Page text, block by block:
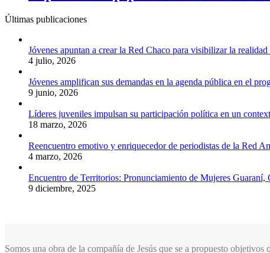
Últimas publicaciones
Jóvenes apuntan a crear la Red Chaco para visibilizar la
4 julio, 2026
Jóvenes amplifican sus demandas en la agenda pública en el
9 junio, 2026
Líderes juveniles impulsan su participación política en un
18 marzo, 2026
Reencuentro emotivo y enriquecedor de periodistas de la Red
4 marzo, 2026
Encuentro de Territorios: Pronunciamiento de Mujeres Guaraní,
9 diciembre, 2025
Somos una obra de la compañía de Jesús que se a propuesto